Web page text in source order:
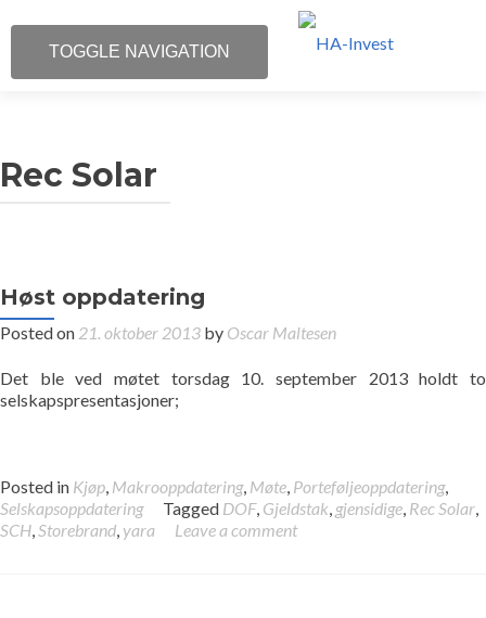
TOGGLE NAVIGATION
Begrepsoversikt
Rec Solar
Høst oppdatering
Posted on 21. oktober 2013 by Oscar Maltesen
Det ble ved møtet torsdag 10. september 2013 holdt to
selskapspresentasjoner;
Posted in Kjøp, Makrooppdatering, Møte, Porteføljeoppdatering,
Selskapsoppdatering
Tagged DOF, Gjeldstak, gjensidige, Rec Solar,
SCH,Storebrand, yara Leave a comment